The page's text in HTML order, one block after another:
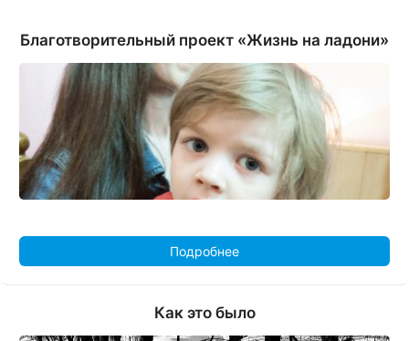
Благотворительный проект «Жизнь на ладони»
Подробнее
Как это было